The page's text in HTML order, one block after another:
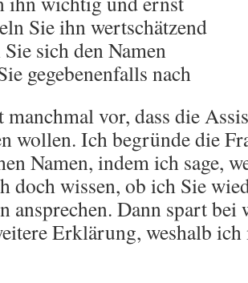
Sie ihn wertschätzend
sich den Namen
gegebenenfalls nach
vor, dass die
wollen. Ich begründe die
Namen, indem ich sage,
doch wissen, ob ich Sie
ansprechen. Dann spart
Erklärung, weshalb